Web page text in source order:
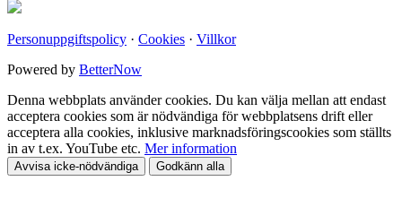
Personuppgiftspolicy · Cookies · Villkor
Powered by BetterNow
Denna webbplats använder cookies. Du kan välja mellan att endast
acceptera cookies som är nödvändiga för webbplatsens drift eller
acceptera alla cookies, inklusive marknadsföringscookies som ställts
in av t.ex. YouTube etc. Mer information
Avvisa icke-nödvändiga Godkänn alla